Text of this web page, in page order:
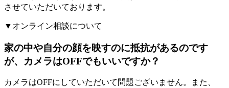
させていただいております。
▼オンライン相談について
家の中や自分の顔を映すのに抵抗があるのです
が、カメラはOFFでもいいですか？
カメラはOFFにしていただいて問題ございません。また、